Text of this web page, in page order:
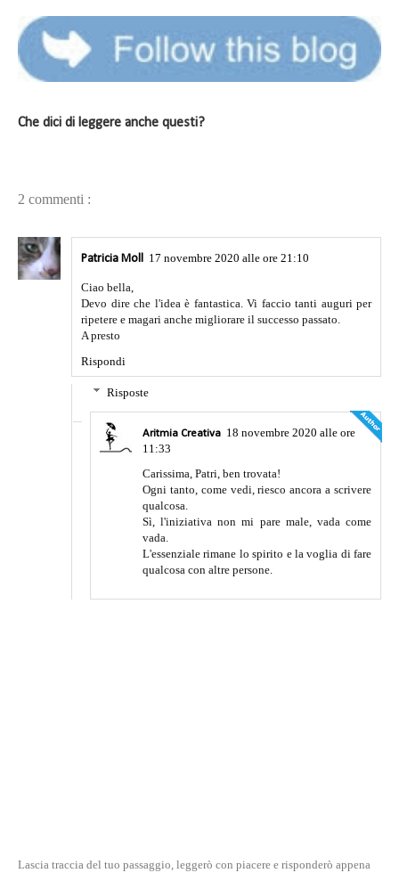
Che dici di leggere anche questi?
2 commenti :
Patricia Moll 17 novembre 2020 alle ore 21:10
Ciao bella,
Devo dire che l'idea è fantastica. Vi faccio tanti auguri per
ripetere e magari anche migliorare il successo passato.
A presto
Rispondi
Risposte
Aritmia Creativa 18 novembre 2020 alle ore
11:33
Carissima, Patri, ben trovata!
Ogni tanto, come vedi, riesco ancora a scrivere
qualcosa.
Sì, l'iniziativa non mi pare male, vada come
vada.
L'essenziale rimane lo spirito e la voglia di fare
qualcosa con altre persone.
Lascia traccia del tuo passaggio, leggerò con piacere e risponderò appena